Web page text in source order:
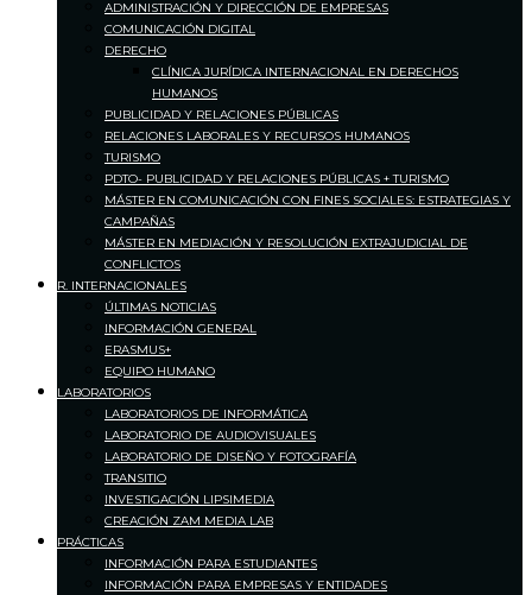
ADMINISTRACIÓN Y DIRECCIÓN DE EMPRESAS
COMUNICACIÓN DIGITAL
DERECHO
CLÍNICA JURÍDICA INTERNACIONAL EN DERECHOS
HUMANOS
PUBLICIDAD Y RELACIONES PÚBLICAS
RELACIONES LABORALES Y RECURSOS HUMANOS
TURISMO
PDTO- PUBLICIDAD Y RELACIONES PÚBLICAS + TURISMO
MÁSTER EN COMUNICACIÓN CON FINES SOCIALES: ESTRATEGIAS Y
CAMPAÑAS
MÁSTER EN MEDIACIÓN Y RESOLUCIÓN EXTRAJUDICIAL DE
CONFLICTOS
R. INTERNACIONALES
ÚLTIMAS NOTICIAS
INFORMACIÓN GENERAL
ERASMUS+
EQUIPO HUMANO
LABORATORIOS
LABORATORIOS DE INFORMÁTICA
LABORATORIO DE AUDIOVISUALES
LABORATORIO DE DISEÑO Y FOTOGRAFÍA
TRANSITIO
INVESTIGACIÓN LIPSIMEDIA
CREACIÓN ZAM MEDIA LAB
PRÁCTICAS
INFORMACIÓN PARA ESTUDIANTES
INFORMACIÓN PARA EMPRESAS Y ENTIDADES